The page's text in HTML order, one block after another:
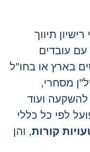
תיווך
עם עובדים
בארץ או בחו"ל
מסחרי,
להשקעה ועוד
לפי כל כללי
קורות, והן